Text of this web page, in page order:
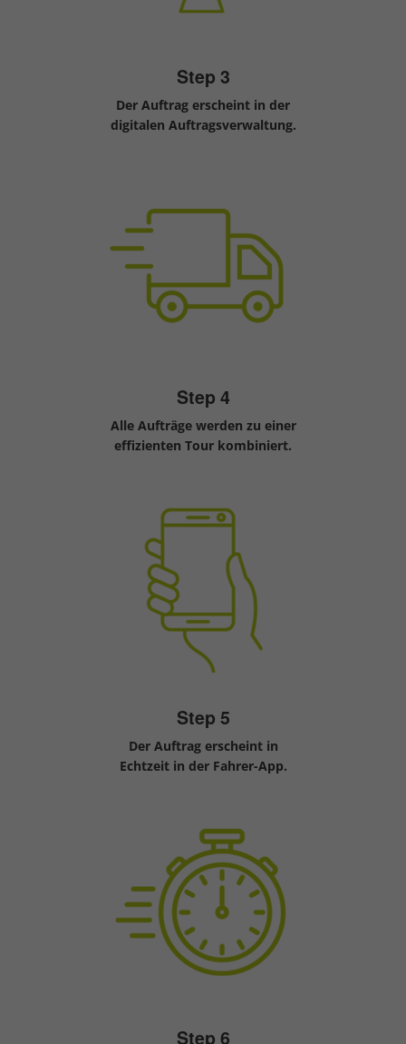
Step 3
Der Auftrag erscheint in der
digitalen Auftragsverwaltung.
Step 4
Alle Aufträge werden zu einer
effizienten Tour kombiniert.
Step 5
Der Auftrag erscheint in
Echtzeit in der Fahrer-App.
Step 6